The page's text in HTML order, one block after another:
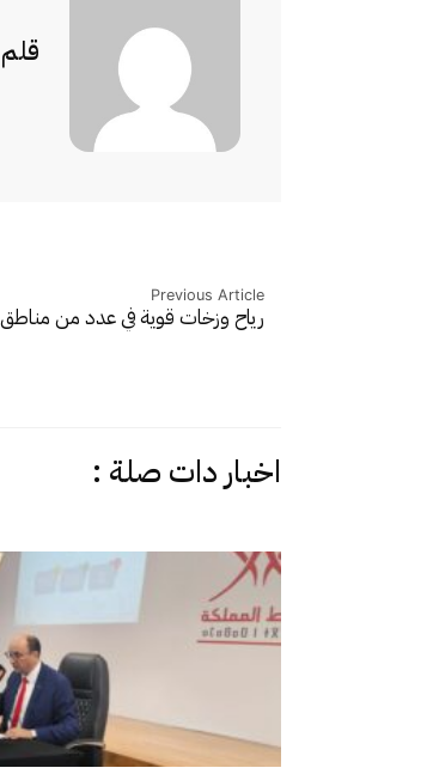
Previous Article
رياح وزخات قوية في عدد من
اخبار دات صلة :